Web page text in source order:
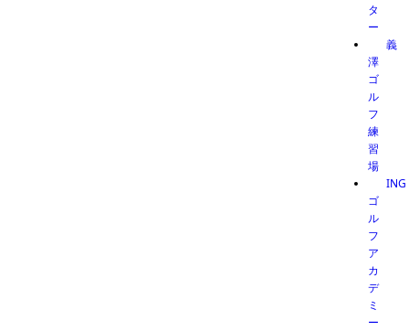
タ
ー
義
澤
ゴ
ル
フ
練
習
場
ING
ゴ
ル
フ
ア
カ
デ
ミ
ー